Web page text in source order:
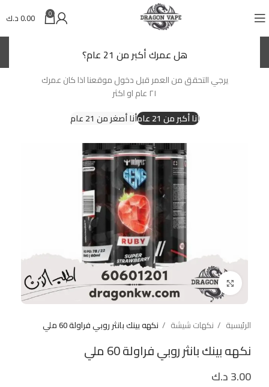
هل عمرك أكبر من 21 عام؟
يرجي التحقق من العمر قبل دخول موقعنا اذا كان عمرك
٢١ عام او اكثر
أنا أكبر من 21 عام
أنا أصغر من 21 عام
0
0.00د.ك
Click to enlarge
الرئيسية نكهات شيشة نكهه بينك بانثر روبي فراولة 60 ملي
نكهه بينك بانثر روبي فراولة 60 ملي
3.00د.ك